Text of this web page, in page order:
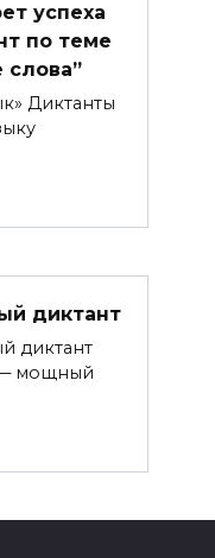
успеха
по теме
слова”
Диктанты
диктант
диктант
— мощный